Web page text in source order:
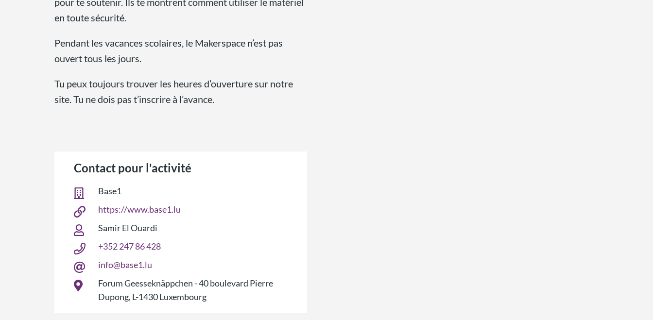
en toute sécurité.
Pendant les vacances scolaires, le Makerspace n’est pas
ouvert tous les jours.
Tu peux toujours trouver les heures d’ouverture sur notre
site. Tu ne dois pas t’inscrire à l’avance.
Contact pour l'activité
Base1
https://www.base1.lu
Samir El Ouardi
+352 247 86 428
info@base1.lu
Forum Geesseknäppchen - 40 boulevard Pierre
Dupong, L-1430 Luxembourg